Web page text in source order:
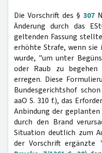
Die Vorschrift des §307
Änderung durch das
geltenden Fassung
erhöhte Strafe, wenn sie
wurde, "um unter
oder Raub zu
erregen. Diese
Bundesgerichtshof
aaO S. 310 f.), das
Anbindung der
durch den Brand
Situation deutlich zum
der Vorschrift